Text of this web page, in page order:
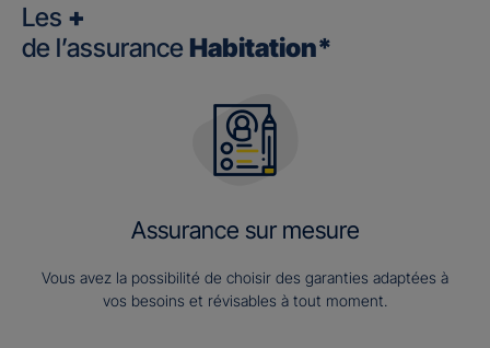
Les +
de l’assurance Habitation*
Assurance sur mesure
Vous avez la possibilité de choisir des garanties adaptées à
vos besoins et révisables à tout moment.